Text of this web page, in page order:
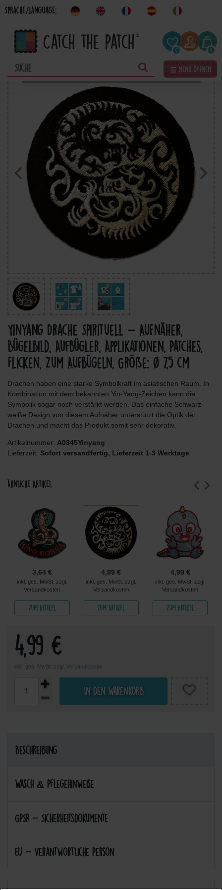
Sprache/Language:
0
☰ Menü öffnen
Yinyang Drache Spirituell - Aufnäher,
Bügelbild, Aufbügler, Applikationen, Patches,
Flicken, Zum Aufbügeln, Größe: Ø 7,5 cm
Drachen haben eine starke Symbolkraft im asiatischen Raum. In
Kombination mit dem bekannten Yin-Yang-Zeichen kann die
Symbolik sogar noch verstärkt werden. Das einfache Schwarz-
weiße Design von diesem Aufnäher unterstützt die Optik der
Drachen und macht das Produkt somit sehr dekorativ.
Artikelnummer: A0345Yinyang
Lieferzeit: Sofort versandfertig, Lieferzeit 1-3 Werktage
Ähnliche Artikel
3,64 €
inkl. ges. MwSt. zzgl.
Versandkosten
Zum Artikel
4,99 €
inkl. ges. MwSt. zzgl.
Versandkosten
Zum Artikel
4,99 €
inkl. ges. MwSt. zzgl.
Versandkosten
Zum Artikel
4,99 €
inkl. ges. MwSt. zzgl. Versandkosten
In den Warenkorb
Beschreibung
Wasch & Pflegehinweise
GPSR - Sicherheitsdokumente
EU - Verantwortliche Person